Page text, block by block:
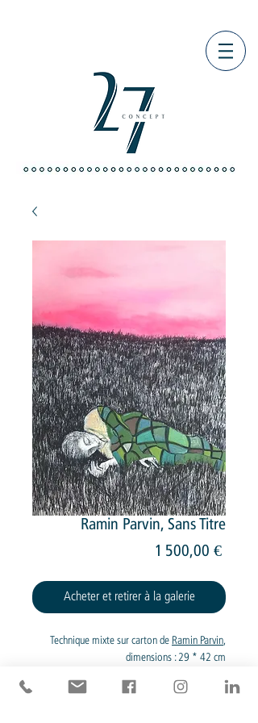
Ramin Parvin, Sans Titre
1 500,00 €Prix
Acheter et retirer à la galerie
Technique mixte sur carton de Ramin Parvin,
dimensions : 29 * 42 cm